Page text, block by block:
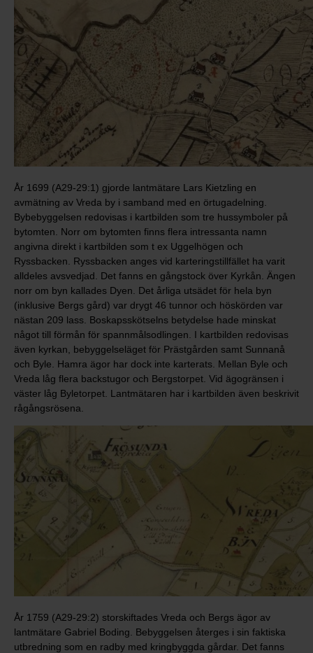
År 1699 (A29-29:1) gjorde lantmätare Lars Kietzling en
avmätning av Vreda by i samband med en örtugadelning.
Bybebyggelsen redovisas i kartbilden som tre hussymboler på
bytomten. Norr om bytomten finns flera intressanta namn
angivna direkt i kartbilden som t ex Uggelhögen och
Ryssbacken. Ryssbacken anges vid karteringstillfället ha varit
alldeles avsvedjad. Det fanns en gångstock över Kyrkån. Ängen
norr om byn kallades Dyen. Det årliga utsädet för hela byn
(inklusive Bergs gård) var drygt 46 tunnor och höskörden var
nästan 209 lass. Boskapsskötselns betydelse hade minskat
något till förmån för spannmålsodlingen. I kartbilden redovisas
även kyrkan, bebyggelseläget för Prästgården samt Sunnanå
och Byle. Hamra ägor har dock inte karterats. Mellan Byle och
Vreda låg flera backstugor och Bergstorpet. Vid ägogränsen i
väster låg Byletorpet. Lantmätaren har i kartbilden även beskrivit
rågångsrösena.
År 1759 (A29-29:2) storskiftades Vreda och Bergs ägor av
lantmätare Gabriel Boding. Bebyggelsen återges i sin faktiska
utbredning som en radby med kringbyggda gårdar. Det fanns